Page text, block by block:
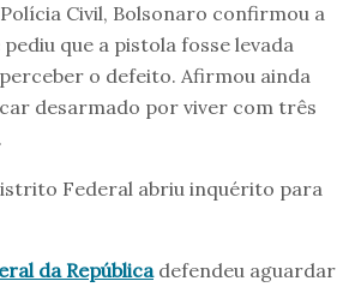
Civil, Bolsonaro confirmou a
que a pistola fosse levada
o defeito. Afirmou ainda
desarmado por viver com três
Federal abriu inquérito para
da Repúblicadefendeu aguardar